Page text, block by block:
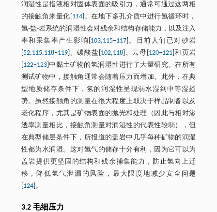
润湿性是指液相对固体表面的吸引力，通常可通过这两相
的接触角来量化[ 114]。在地下多孔介质中进行氢循环时，
氢-盐-岩系统的润湿性会对残余和结构存储能力，以及注入
率和采集率产生影响[ 103,115‒117 ]。目前人们已对砂岩
52,115,118‒119]、碳酸盐[ 102,118]、云母[ 120‒121]和页岩
122‒123]中黏土矿物的氢润湿性进行了大量研究。在所有
测试矿物中，接触角通常会随着压力而增加。此外，在典
型地质储存条件下，氢的润湿性呈现弱水湿到中等湿趋
势。虽然接触角的测量在很大程度上取决于样品制备以及
老化程序，尤其是矿物表面的抛光和处理（因此与相对渗
透率测量相比，接触角测量对润湿性的代表性较弱），但
在典型储层条件下，所报道的盖岩中几乎每种矿物的润湿
性都为水润湿。这对氢气的储存十分有利，因为它可以为
盖岩提供更坚固的结构和残余捕集能力，防止氢向上迁
移，降低氢气泄漏的风险，最大限度地减少安全问题
124]。
3.2 毛细压力